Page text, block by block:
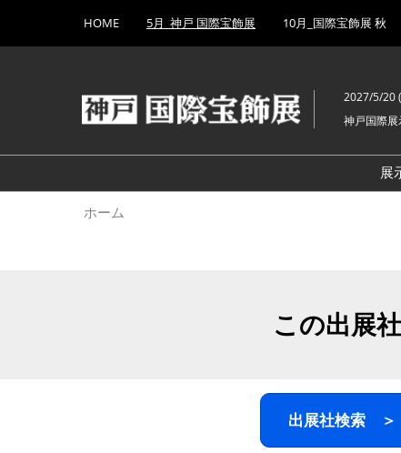
キ
し
て
to
HOME 5月_神戸 国際宝飾展 10月_国際宝飾展 秋
2027/5/20
神戸国際展
展
ホーム
この出展
出展社検索 ＞